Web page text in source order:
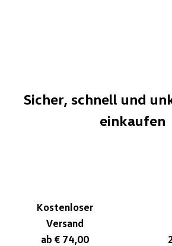
Sicher, schnell und
einkaufen
Kostenloser
Versand
ab € 74,00